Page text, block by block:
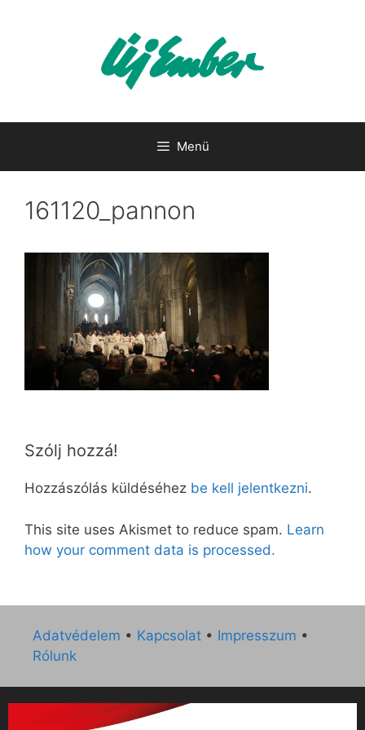
Menü
161120_pannon
Szólj hozzá!
Hozzászólás küldéséhez be kell jelentkezni.
This site uses Akismet to reduce spam. Learn
how your comment data is processed.
Adatvédelem • Kapcsolat • Impresszum •
Rólunk